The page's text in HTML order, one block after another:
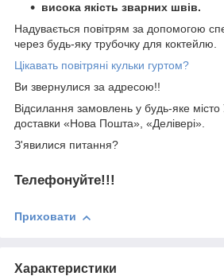
висока якість зварних швів.
Надувається повітрям за допомогою
через будь-яку трубочку для коктейлю.
Цікавать повітряні кульки гуртом?
Ви звернулися за адресою!!
Відсилання замовлень у будь-яке
доставки «Нова Пошта», «Делівері».
З'явилися питання?
Телефонуйте!!!
Приховати
Характеристики